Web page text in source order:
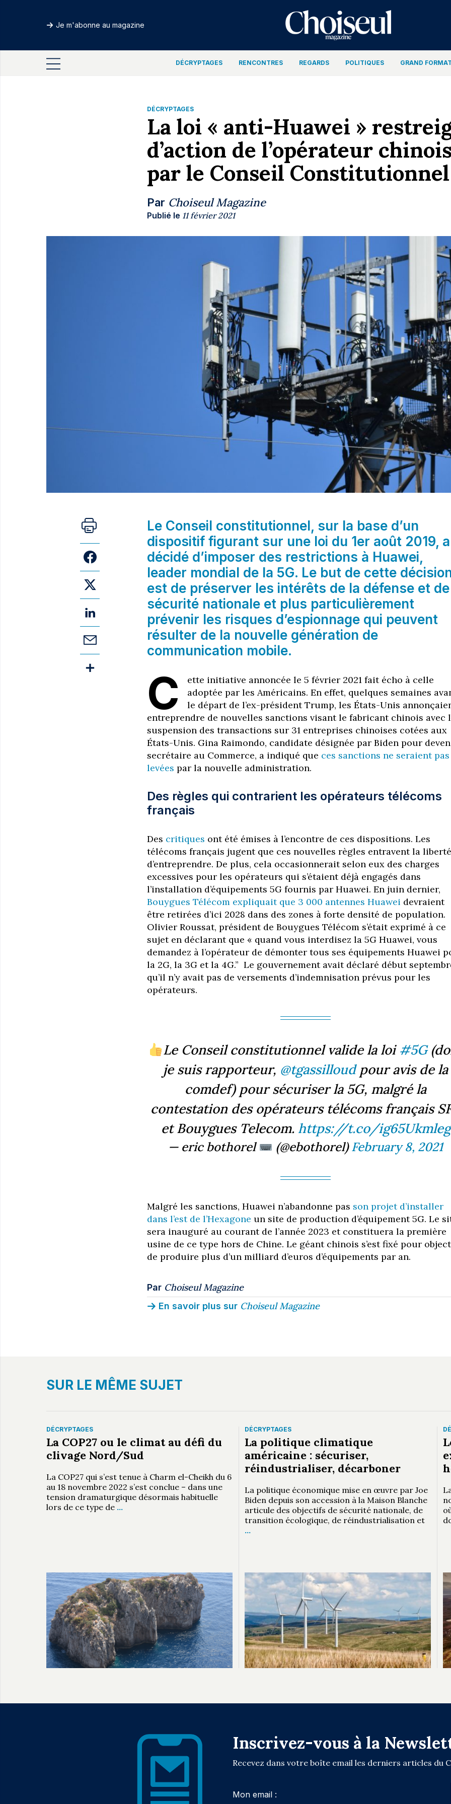
Je m'abonne au magazine
DÉCRYPTAGES RENCONTRES REGARDS POLITIQUES GRAND FORMAT
DÉCRYPTAGES
La loi « anti-Huawei »
d’action de l’opérateur
par le Conseil Constitutionnel
Par Choiseul Magazine
Publié le 11 février 2021
Le Conseil constitutionnel, sur la base d’un
dispositif figurant sur une loi du 1er août 2019, a
décidé d’imposer des restrictions à Huawei,
leader mondial de la 5G. Le but de cette
est de préserver les intérêts de la défense et
sécurité nationale et plus particulièrement
prévenir les risques d’espionnage qui peuvent
résulter de la nouvelle génération de
communication mobile.
C
ette initiative annoncée le 5 février 2021 fait écho à celle
adoptée par les Américains. En effet, quelques semaines
le départ de l’ex-président Trump, les États-Unis
entreprendre de nouvelles sanctions visant le fabricant chinois avec
suspension des transactions sur 31 entreprises chinoises cotées aux
États-Unis. Gina Raimondo, candidate désignée par Biden pour
secrétaire au Commerce, a indiqué que ces sanctions ne seraient pas
levées par la nouvelle administration.
Des règles qui contrarient les opérateurs télécoms
français
Des critiques ont été émises à l’encontre de ces dispositions. Les
télécoms français jugent que ces nouvelles règles entravent la liberté
d’entreprendre. De plus, cela occasionnerait selon eux des charges
excessives pour les opérateurs qui s’étaient déjà engagés dans
l’installation d’équipements 5G fournis par Huawei. En juin dernier,
Bouygues Télécom expliquait que 3 000 antennes Huawei devraient
être retirées d’ici 2028 dans des zones à forte densité de population.
Olivier Roussat, président de Bouygues Télécom s’était exprimé à ce
sujet en déclarant que « quand vous interdisez la 5G Huawei, vous
demandez à l’opérateur de démonter tous ses équipements Huawei
la 2G, la 3G et la 4G.” Le gouvernement avait déclaré début
qu’il n’y avait pas de versements d’indemnisation prévus pour les
opérateurs.
Le Conseil constitutionnel valide la loi #5G
je suis rapporteur, ⁦ @tgassilloud⁩ pour avis de la
comdef) pour sécuriser la 5G, malgré la
contestation des opérateurs télécoms français
et Bouygues Telecom. https://t.co/ig65Ukmleg
— eric bothorel (@ebothorel)February 8, 2021
Malgré les sanctions, Huawei n’abandonne pas son projet d’installer
dans l’est de l’Hexagone un site de production d’équipement 5G. Le
sera inauguré au courant de l’année 2023 et constituera la première
usine de ce type hors de Chine. Le géant chinois s’est fixé pour
de produire plus d’un milliard d’euros d’équipements par an.
Par Choiseul Magazine
En savoir plus sur Choiseul Magazine
SUR LE MÊME SUJET
DÉCRYPTAGES
La COP27 ou le climat au défi du
clivage Nord/Sud
La COP27 qui s’est tenue à Charm el-Cheikh du 6
au 18 novembre 2022 s’est conclue – dans une
tension dramaturgique désormais habituelle
lors de ce type de …
DÉCRYPTAGES
La politique climatique
américaine : sécuriser,
réindustrialiser, décarboner
La politique économique mise en œuvre par Joe
Biden depuis son accession à la Maison Blanche
articule des objectifs de sécurité nationale, de
transition écologique, de réindustrialisation et
…
Inscrivez-vous à la
Recevez dans votre boîte email les derniers articles du